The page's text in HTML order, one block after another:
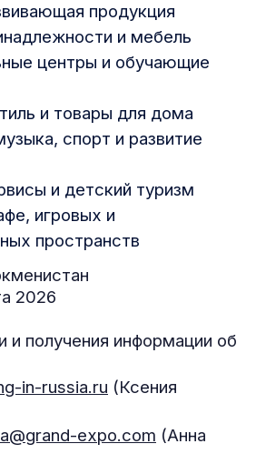
продукция
и мебель
центры и обучающие
и товары для дома
спорт и развитие
и детский туризм
игровых и
пространств
2026
и получения информации об
in-russia.ru (Ксения
expo.com (Анна